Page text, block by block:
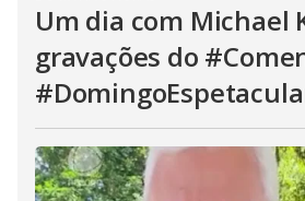
Um dia com Michael
gravações do